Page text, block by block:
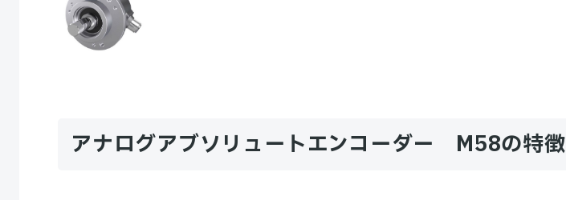
アナログアブソリュートエンコーダー M58の特徴